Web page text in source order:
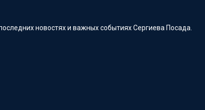
новостях и важных событиях Сергиева Посада.